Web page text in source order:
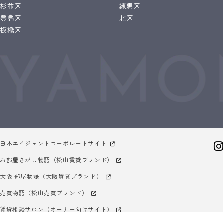
杉並区
練馬区
豊島区
北区
板橋区
日本エイジェントコーポレートサイト
お部屋さがし物語（松山賃貸ブランド）
大阪 部屋物語（大阪賃貸ブランド）
売買物語（松山売買ブランド）
賃貸相談サロン（オーナー向けサイト）